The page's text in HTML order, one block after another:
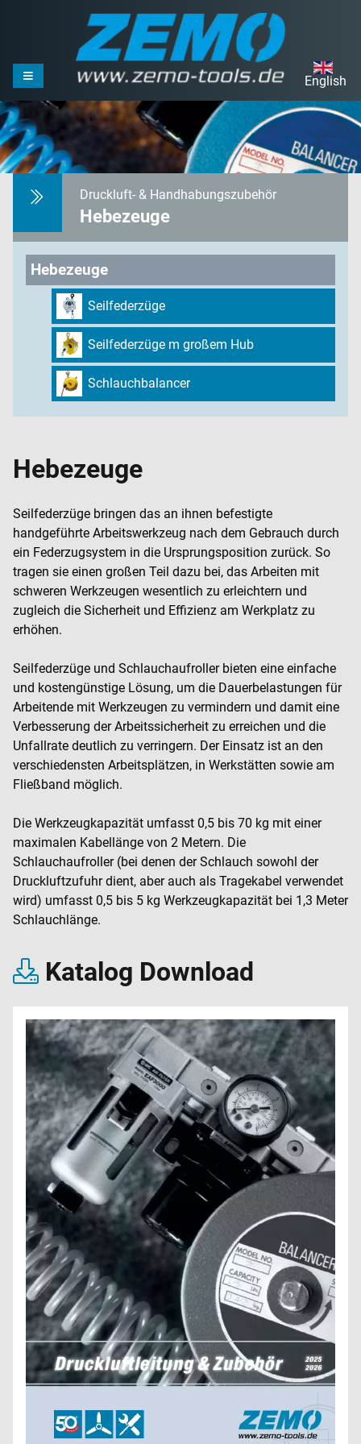
English
Druckluft- & Handhabungszubehör
Hebezeuge
Hebezeuge
Seilfederzüge
Seilfederzüge m großem Hub
Schlauchbalancer
Katalog Download
Hebezeuge
Seilfederzüge bringen das an ihnen befestigte
handgeführte Arbeitswerkzeug nach dem Gebrauch durch
ein Federzugsystem in die Ursprungsposition zurück. So
tragen sie einen großen Teil dazu bei, das Arbeiten mit
schweren Werkzeugen wesentlich zu erleichtern und
zugleich die Sicherheit und Effizienz am Werkplatz zu
erhöhen.
Seilfederzüge und Schlauchaufroller bieten eine einfache
und kostengünstige Lösung, um die Dauerbelastungen für
Arbeitende mit Werkzeugen zu vermindern und damit eine
Verbesserung der Arbeitssicherheit zu erreichen und die
Unfallrate deutlich zu verringern. Der Einsatz ist an den
verschiedensten Arbeitsplätzen, in Werkstätten sowie am
Fließband möglich.
Die Werkzeugkapazität umfasst 0,5 bis 70 kg mit einer
maximalen Kabellänge von 2 Metern. Die
Schlauchaufroller (bei denen der Schlauch sowohl der
Druckluftzufuhr dient, aber auch als Tragekabel verwendet
wird) umfasst 0,5 bis 5 kg Werkzeugkapazität bei 1,3 Meter
Schlauchlänge.